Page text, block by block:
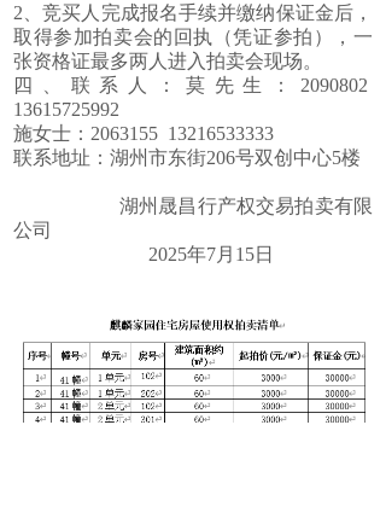
2、竞买人完成报名手续并缴纳保证金后，
取得参加拍卖会的回执（凭证参拍），一
张资格证最多两人进入拍卖会现场。
四、联系人：莫先生：2090802
13615725992
施女士：2063155 13216533333
联系地址：湖州市东街206号双创中心5楼
湖州晟昌行产权交易拍卖有限
公司
2025年7月15日